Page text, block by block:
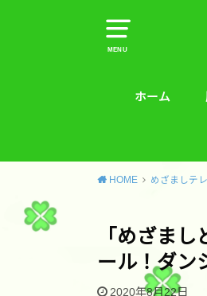
MENU
ホーム
HOME めざましテ
「めざま
ール！ダン
2020年8月22日